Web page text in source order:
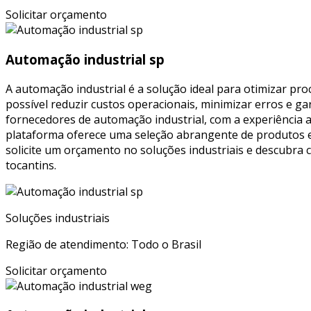
Solicitar orçamento
Automação industrial sp
A automação industrial é a solução ideal para otimizar
possível reduzir custos operacionais, minimizar erros e
fornecedores de automação industrial, com a experiência
plataforma oferece uma seleção abrangente de produtos
solicite um orçamento no soluções industriais e
tocantins.
Soluções industriais
Região de atendimento: Todo o Brasil
Solicitar orçamento